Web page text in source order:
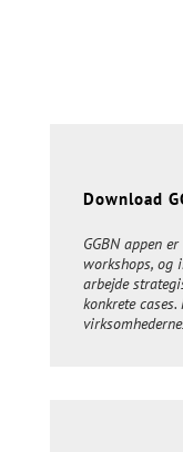
Download
GGBN appen
workshops, og
arbejde
konkrete